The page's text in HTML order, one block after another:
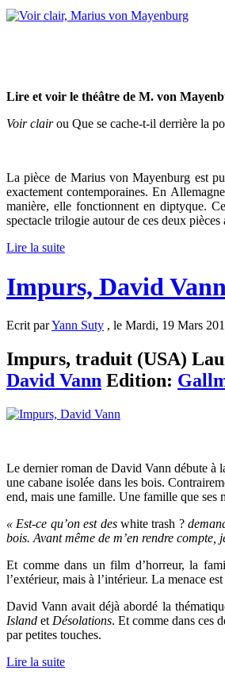
Lire et voir le théâtre de M. von
Voir clairou Que se cache-t-il derrière la
La pièce de Marius von Mayenburg est
exactement contemporaines. En
manière, elle fonctionnent en diptyque.
spectacle trilogie autour de ces deux pièces
Lire la suite
Impurs, David Vann
Ecrit parYann Suty , le Mardi, 19 Mars
Impurs, traduit (USA)
David Vann Edition:
Le dernier roman de David Vann débute à
une cabane isolée dans les bois.
end, mais une famille. Une famille que ses
« Est-ce qu’on est des white trash ?
bois. Avant même de m’en rendre
Et comme dans un film d’horreur, la
l’extérieur, mais à l’intérieur. La menace
David Vann avait déjà abordé la
Islandet Désolations. Et comme dans ces
par petites touches.
Lire la suite